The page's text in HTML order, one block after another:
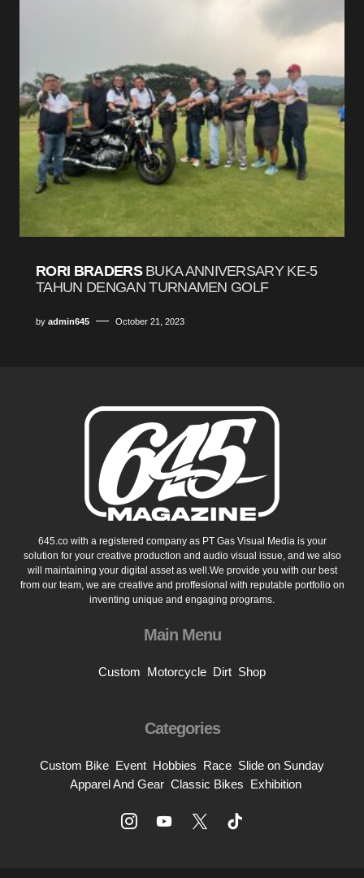
RORI BRADERS BUKA ANNIVERSARY KE-5
TAHUN DENGAN TURNAMEN GOLF
by admin645 October 21, 2023
645.co with a registered company as PT Gas Visual Media is your
solution for your creative production and audio visual issue, and we also
will maintaining your digital asset as well.We provide you with our best
from our team, we are creative and proffesional with reputable portfolio on
inventing unique and engaging programs.
Main Menu
Custom Motorcycle Dirt Shop
Categories
Custom Bike Event Hobbies Race Slide on Sunday
Apparel And Gear Classic Bikes Exhibition